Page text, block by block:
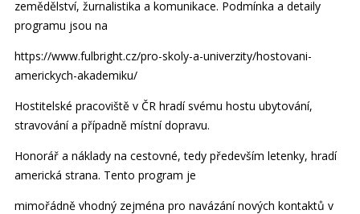
zemědělství, žurnalistika a komunikace. Podmínka a detaily
programu jsou na
https://www.fulbright.cz/pro-skoly-a-univerzity/hostovani-
americkych-akademiku/
Hostitelské pracoviště v ČR hradí svému hostu ubytování,
stravování a případně místní dopravu.
Honorář a náklady na cestovné, tedy především letenky, hradí
americká strana. Tento program je
mimořádně vhodný zejména pro navázání nových kontaktů v